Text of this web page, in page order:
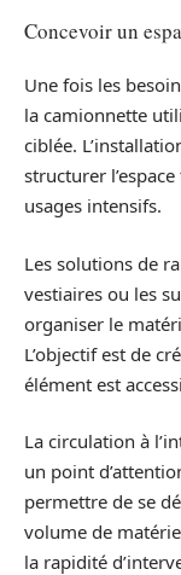
Concevoir un
Une fois les
la camionnette
ciblée.
structurer
usages intensifs.
Les solutions de
vestiaires ou les
organiser le
L’objectif est de
élément est
La circulation à
un point
permettre de se
volume de
la rapidité